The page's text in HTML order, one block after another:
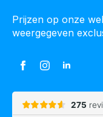
Prijzen op onze
weergegeven